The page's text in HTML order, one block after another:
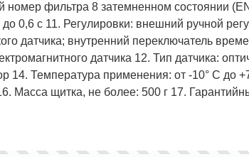
фильтра 8 затемненном состоянии
0,6 с 11. Регулировки: внешний ручной
датчика; внутренний переключатель
датчика 12. Тип датчика:
14. Температура применения: от -10° С до
Масса щитка, не более: 500 г 17.